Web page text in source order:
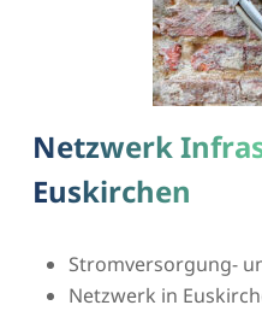
Netzwerk
Euskirchen
Stromversorgung-
Netzwerk in